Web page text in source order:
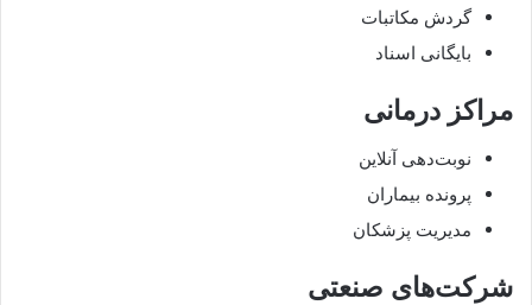
گردش مکاتبات
بایگانی اسناد
مراکز درمانی
نوبت‌دهی آنلاین
پرونده بیماران
مدیریت پزشکان
شرکت‌های صنعتی